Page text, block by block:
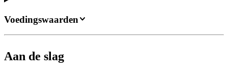
Aan de slag
Voedingswaarden